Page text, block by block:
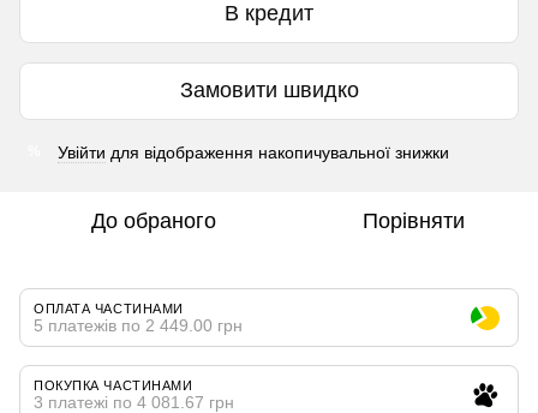
В кредит
Замовити швидко
Увійти для відображення накопичувальної знижки
До обраного Порівняти
ОПЛАТА ЧАСТИНАМИ
5 платежів по 2 449.00 грн
ПОКУПКА ЧАСТИНАМИ
3 платежі по 4 081.67 грн